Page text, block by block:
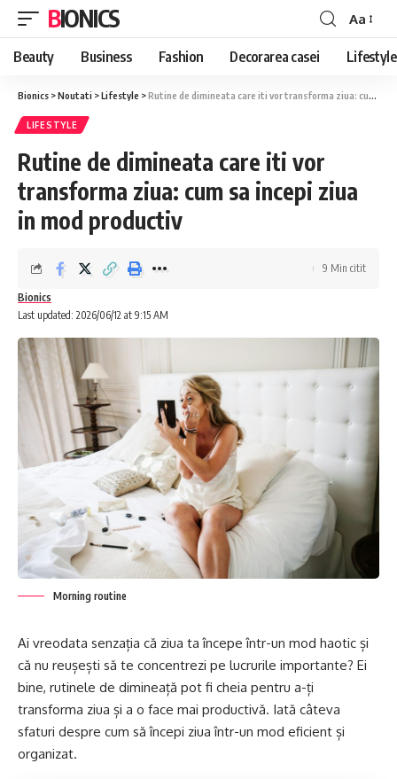
BIONICS
Font
Resizer
Aa
Beauty Business Fashion Decorarea casei Lifestyle
Bionics >Noutati >Lifestyle >Rutine de dimineata care iti vor transforma ziua: cum sa incepi ziua in mod productiv
LIFESTYLE
Rutine de dimineata care iti vor
transforma ziua: cum sa incepi ziua
in mod productiv
Last updated: 2026/06/12 at 9:15 AM
Bionics
9 Min citit
Morning routine
Ai vreodata senzația că ziua ta începe într-un mod haotic și
că nu reușești să te concentrezi pe lucrurile importante? Ei
bine, rutinele de dimineață pot fi cheia pentru a-ți
transforma ziua și a o face mai productivă. Iată câteva
sfaturi despre cum să începi ziua într-un mod eficient și
organizat.